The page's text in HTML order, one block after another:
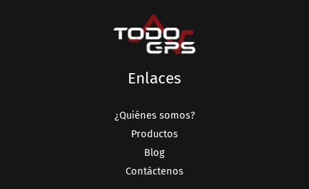
Enlaces
¿Quiénes somos?
Productos
Blog
Contáctenos